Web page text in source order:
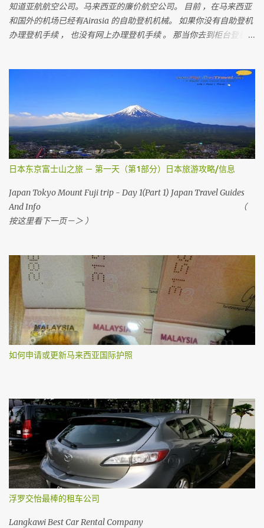
知道亚航航空公司。马来西亚的廉价航空公司。 目前 ，在马来西亚
和国外的机场已经有Airasia 的自助登机机械。 如果你没有自助登机
办理登机手续 ， 也没有网上办理登机手续 。 那当你去到柜台登机时
间前四小时网上办理登机手续 。四小时后 ，就需要到机场自助登机
佛，槟城等等前，在1个小时前还可以网上办理登机手续。 （
Airasia 会任何时刻会有变动 ， 请上网检查 ） 首先，去 亚洲航空网
站 。 然后你会看到 Web Check in ， 按它
日本东京富士山之旅 － 第一天（第1部分）日本旅游攻略/信息
Japan Tokyo Mount Fuji trip - Day 1(Part 1) Japan Travel Guides
And Info （
按这里看下一页－＞ ）
如何申请或更新马来西亚国际护照
浮罗交怡最棒的租车公司
Langkawi Best Car Rental Company